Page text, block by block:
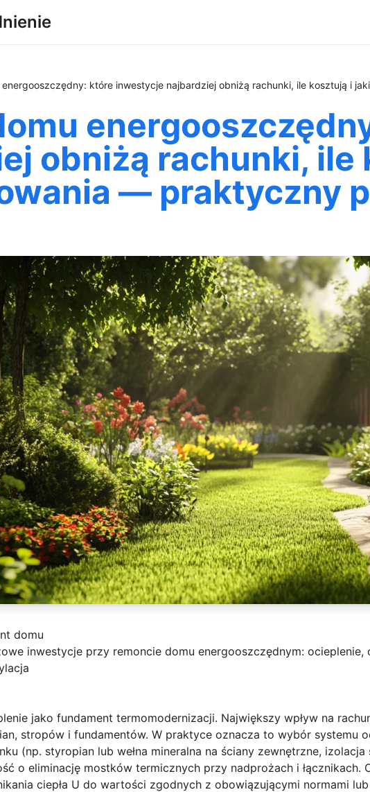
energooszczędny: które inwestycje najbardziej obniżą rachunki, ile kosztują i
obniżą rachunki, ile
— praktyczny
domu
inwestycje przy remoncie domu energooszczędnym:
jako fundament termomodernizacji. Największy wpływ na
stropów i fundamentów. W praktyce oznacza to wybór systemu
(np. styropian lub wełna mineralna na ściany zewnętrzne,
o eliminację mostków termicznych przy nadprożach i łącznikach.
ciepła U do wartości zgodnych z obowiązującymi normami